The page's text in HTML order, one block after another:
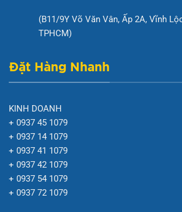
(B11/9Y Võ Văn Vân, Ấp 2A, Vĩnh
TPHCM)
Đặt Hàng Nhanh
KINH DOANH
+ 0937 45 1079
+ 0937 14 1079
+ 0937 41 1079
+ 0937 42 1079
+ 0937 54 1079
+ 0937 72 1079